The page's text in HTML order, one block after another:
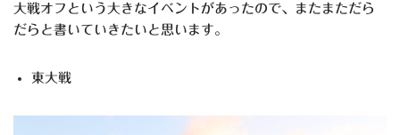
大戦オフという大きなイベントがあったので、またまただら
だらと書いていきたいと思います。
東大戦